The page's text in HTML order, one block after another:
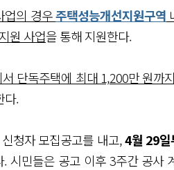
업의 경우주택성능개선지원구역
원 사업을 통해 지원한다.
단독주택에 최대 1,200만 원까지
다.
청자 모집공고를 내고,4월 29일
. 시민들은 공고 이후 3주간 공사